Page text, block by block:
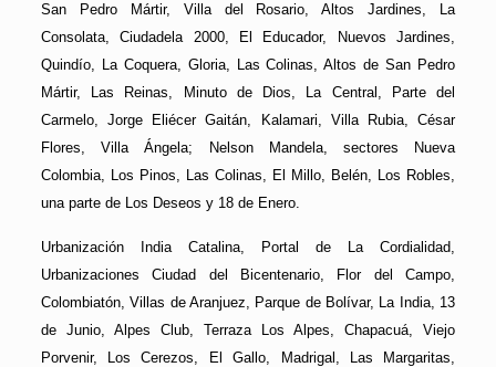
San Pedro Mártir, Villa del Rosario, Altos Jardines, La
Consolata, Ciudadela 2000, El Educador, Nuevos Jardines,
Quindío, La Coquera, Gloria, Las Colinas, Altos de San Pedro
Mártir, Las Reinas, Minuto de Dios, La Central, Parte del
Carmelo, Jorge Eliécer Gaitán, Kalamari, Villa Rubia, César
Flores, Villa Ángela; Nelson Mandela, sectores Nueva
Colombia, Los Pinos, Las Colinas, El Millo, Belén, Los Robles,
una parte de Los Deseos y 18 de Enero.
Urbanización India Catalina, Portal de La Cordialidad,
Urbanizaciones Ciudad del Bicentenario, Flor del Campo,
Colombiatón, Villas de Aranjuez, Parque de Bolívar, La India, 13
de Junio, Alpes Club, Terraza Los Alpes, Chapacuá, Viejo
Porvenir, Los Cerezos, El Gallo, Madrigal, Las Margaritas,